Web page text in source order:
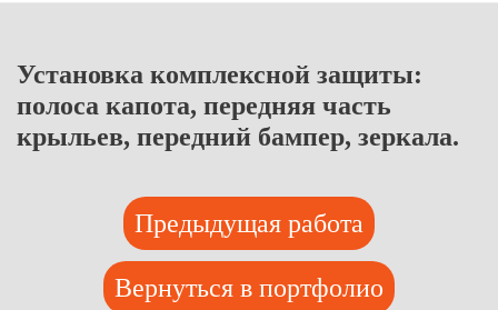
Установка комплексной защиты:
полоса капота, передняя часть
крыльев, передний бампер, зеркала.
Предыдущая работа
Вернуться в портфолио